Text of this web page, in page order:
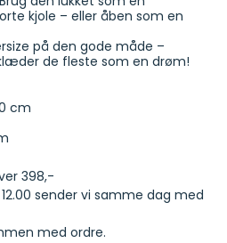
kjole – eller åben som en
på den gode måde –
de fleste som en drøm!
cm
398,-
sender vi samme dag med
med ordre.